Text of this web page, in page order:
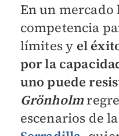
En un
competencia
límites y el
por la
uno puede
Grönholm
escenarios de